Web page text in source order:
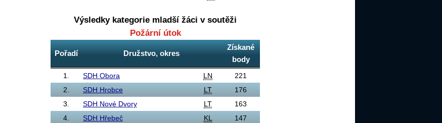
Výsledky kategorie mladší žáci v soutěži
Požární útok
Pořadí Družstvo, okres
Získané
body
1. SDH Obora LN
221
2.
SDH Hrobce LT
176
3.
SDH Nové Dvory LT
163
4.
SDH Hřebeč KL 147